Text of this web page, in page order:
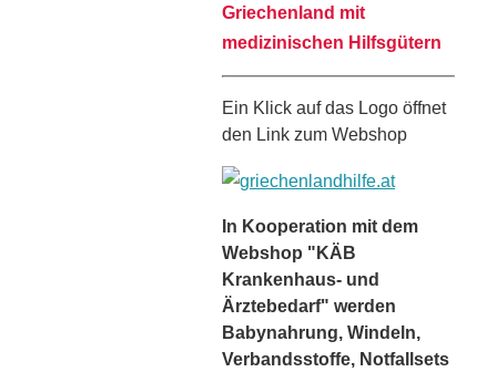
Griechenland mit
medizinischen Hilfsgütern
Ein Klick auf das Logo öffnet
den Link zum Webshop
In Kooperation mit dem
Webshop "KÄB
Krankenhaus- und
Ärztebedarf" werden
Babynahrung, Windeln,
Verbandsstoffe, Notfallsets